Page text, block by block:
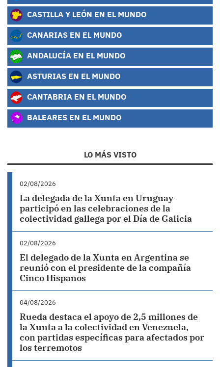
CASTILLA Y LEÓN EN EL MUNDO
CANARIAS EN EL MUNDO
ANDALUCÍA EN EL MUNDO
ASTURIAS EN EL MUNDO
CANTABRIA EN EL MUNDO
BALEARES EN EL MUNDO
LO MÁS VISTO
02/08/2026
La delegada de la Xunta en Uruguay
participó en las celebraciones de la
colectividad gallega por el Día de Galicia
02/08/2026
El delegado de la Xunta en Argentina se
reunió con el presidente de la compañía
Cinco Hispanos
04/08/2026
Rueda destaca el apoyo de 2,5 millones de
la Xunta a la colectividad en Venezuela,
con partidas específicas para afectados por
los terremotos